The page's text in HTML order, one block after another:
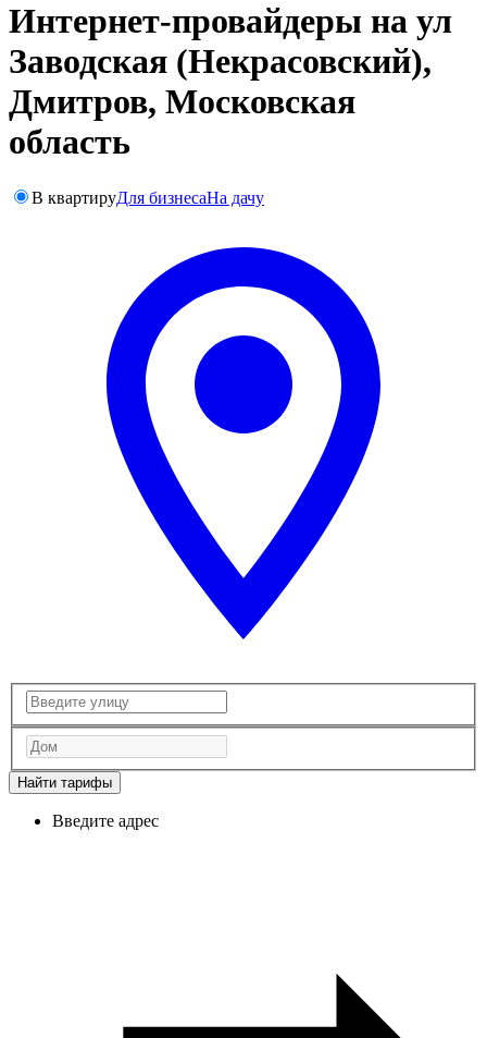
Интернет-провайдеры на ул
Заводская (Некрасовский),
Дмитров, Московская
область
В квартируДля бизнесаНа дачу
Найти тарифы
Введите адрес